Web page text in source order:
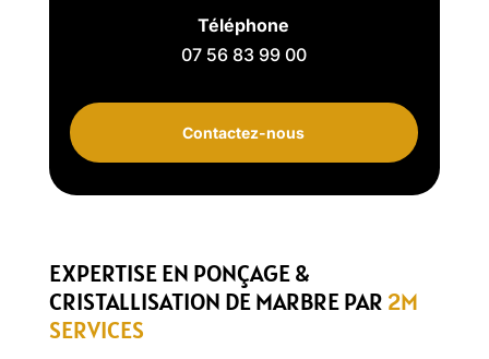
Téléphone
07 56 83 99 00
Contactez-nous
EXPERTISE EN PONÇAGE &
CRISTALLISATION DE MARBRE PAR 2M
SERVICES